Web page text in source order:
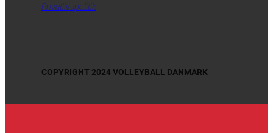
Privatlivspolitik
COPYRIGHT 2024 VOLLEYBALL DANMARK